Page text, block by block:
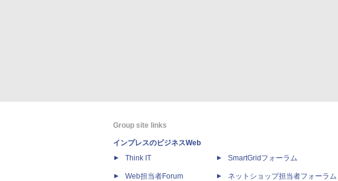
Group site links
インプレスのビジネスWeb
Think IT
Web担当者Forum
SmartGridフォーラム
ネットショップ担当者フォーラム